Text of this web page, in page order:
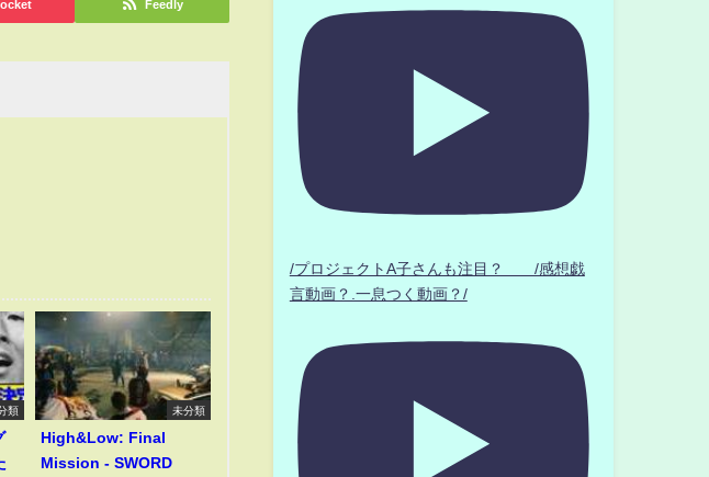
Feedly
類 未分類
High&Low: Final
Mission - SWORD
/プロジェクトA子さんも注目？ /感想戯
言動画？.一息つく動画？/